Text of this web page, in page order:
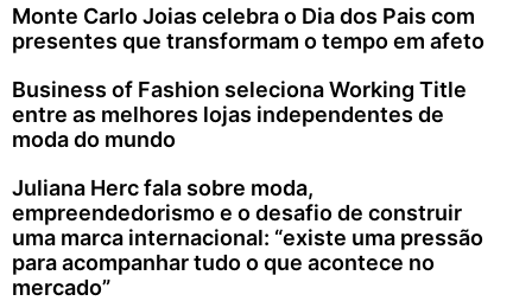
Monte Carlo Joias celebra o Dia dos Pais com
presentes que transformam o tempo em afeto
Business of Fashion seleciona Working Title
entre as melhores lojas independentes de
moda do mundo
Juliana Herc fala sobre moda,
empreendedorismo e o desafio de construir
uma marca internacional: “existe uma pressão
para acompanhar tudo o que acontece no
mercado”